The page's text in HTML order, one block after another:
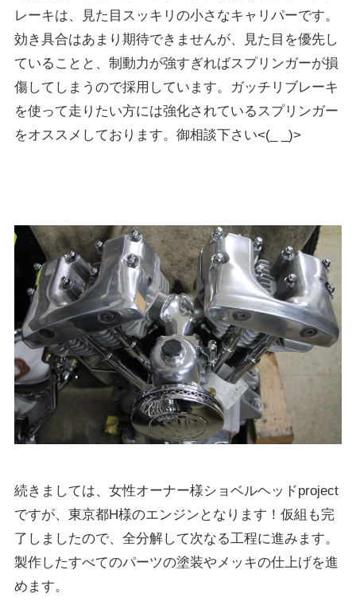
レーキは、見た目スッキリの小さなキャリパーです。
効き具合はあまり期待できませんが、見た目を優先し
ていることと、制動力が強すぎればスプリンガーが損
傷してしまうので採用しています。ガッチリブレーキ
を使って走りたい方には強化されているスプリンガー
をオススメしております。御相談下さい<(_ _)>
続きましては、女性オーナー様ショベルヘッドproject
ですが、東京都H様のエンジンとなります！仮組も完
了しましたので、全分解して次なる工程に進みます。
製作したすべてのパーツの塗装やメッキの仕上げを進
めます。